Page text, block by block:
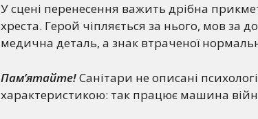
У сцені перенесення важить дрібна
хреста. Герой чіпляється за нього, мов за
медична деталь, а знак втраченої
Пам’ятайте!Санітари не описані
характеристикою: так працює машина